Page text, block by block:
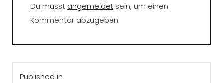
Du musst angemeldet sein, um einen
Kommentar abzugeben.
Beitragsnavigation
Published in